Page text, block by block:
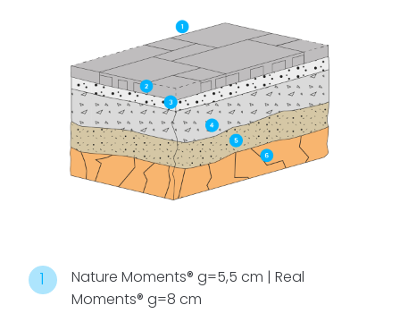
aportant un
dinamisme
visualque
realça
l’estètica de
l’espai. Aquest
paviment
en una solució
Nature Moments® g=5,5 cm | Real
Moments® g=8 cm